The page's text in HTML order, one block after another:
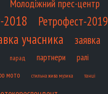
Молодіжний прес-центр
2018 Ретрофест-2019
учасника
заявка
парад партнери ралі
мото стильна жива музика танці